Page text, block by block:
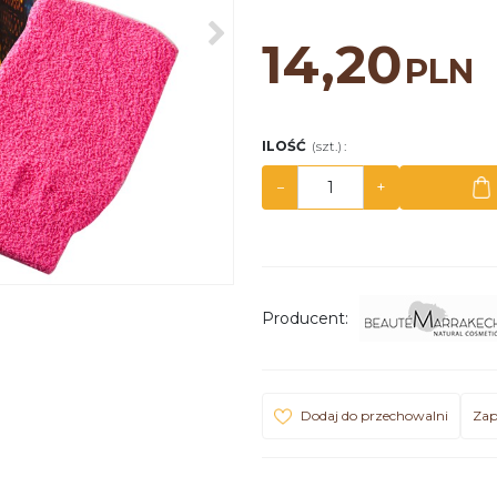
14,20PLN
ILOŚĆ (szt.) :
− +
Producent:
Dodaj do przechowalni